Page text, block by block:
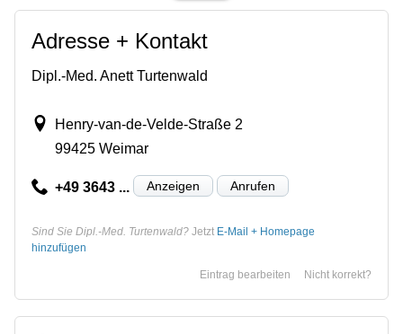
Adresse + Kontakt
Dipl.-Med. Anett Turtenwald
Henry-van-de-Velde-Straße 2
99425 Weimar
+49 3643 ... Anzeigen Anrufen
Sind Sie Dipl.-Med. Turtenwald? Jetzt E-Mail + Homepage
hinzufügen
Nicht korrekt?
Eintrag bearbeiten